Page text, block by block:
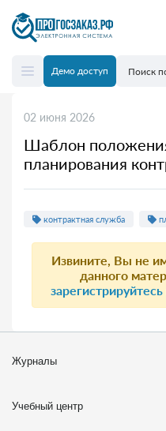
Демо доступ
02 июня 2026
Шаблон
планирования
контрактная служба
Извините, Вы не
данного
зарегистрируйтесь
Журналы
Учебный центр